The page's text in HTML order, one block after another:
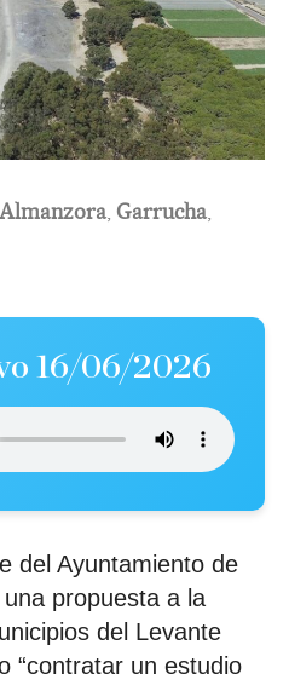
Garrucha
16/06/2026
del Ayuntamiento de
propuesta a la
del Levante
“contratar un estudio